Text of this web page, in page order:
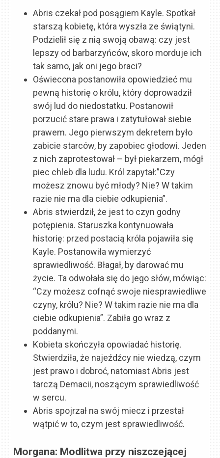
Abris czekał pod posągiem Kayle. Spotkał
starszą kobietę, która wyszła ze świątyni.
Podzielił się z nią swoją obawą: czy jest
lepszy od barbarzyńców, skoro morduje ich
tak samo, jak oni jego braci?
Oświecona postanowiła opowiedzieć mu
pewną historię o królu, który doprowadził
swój lud do niedostatku. Postanowił
porzucić stare prawa i zatytułował siebie
prawem. Jego pierwszym dekretem było
zabicie starców, by zapobiec głodowi. Jeden
z nich zaprotestował – był piekarzem, mógł
piec chleb dla ludu. Król zapytał:”Czy
możesz znowu być młody? Nie? W takim
razie nie ma dla ciebie odkupienia”.
Abris stwierdził, że jest to czyn godny
potępienia. Staruszka kontynuowała
historię: przed postacią króla pojawiła się
Kayle. Postanowiła wymierzyć
sprawiedliwość. Błagał, by darować mu
życie. Ta odwołała się do jego słów, mówiąc:
“Czy możesz cofnąć swoje niesprawiedliwe
czyny, królu? Nie? W takim razie nie ma dla
ciebie odkupienia”. Zabiła go wraz z
poddanymi.
Kobieta skończyła opowiadać historię.
Stwierdziła, że najeźdźcy nie wiedzą, czym
jest prawo i dobroć, natomiast Abris jest
tarczą Demacii, noszącym sprawiedliwość
w sercu.
Abris spojrzał na swój miecz i przestał
wątpić w to, czym jest sprawiedliwość.
Morgana: Modlitwa przy niszczejącej